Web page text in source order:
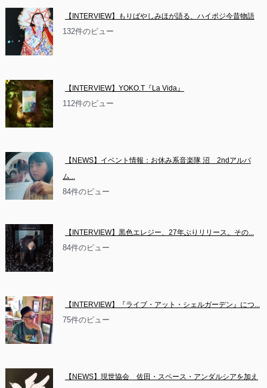
【INTERVIEW】もりばやしみほが語る、ハイポジ今昔物語
132件のビュー
【INTERVIEW】YOKO.T『La Vida』
112件のビュー
【NEWS】イベント情報：お休み系音楽隊 沼　2ndアルバ
ム...
84件のビュー
【INTERVIEW】黒色エレジー、27年ぶりリリース。その...
84件のビュー
【INTERVIEW】『ライブ・アット・シェルガーデン』につ...
75件のビュー
【NEWS】現世協会　佐田・スペース・アンダルシアを加え